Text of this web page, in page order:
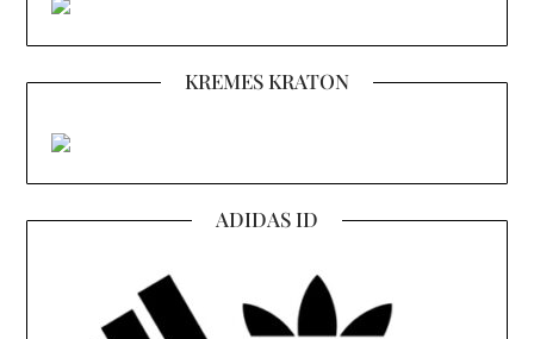
KREMES KRATON
ADIDAS ID